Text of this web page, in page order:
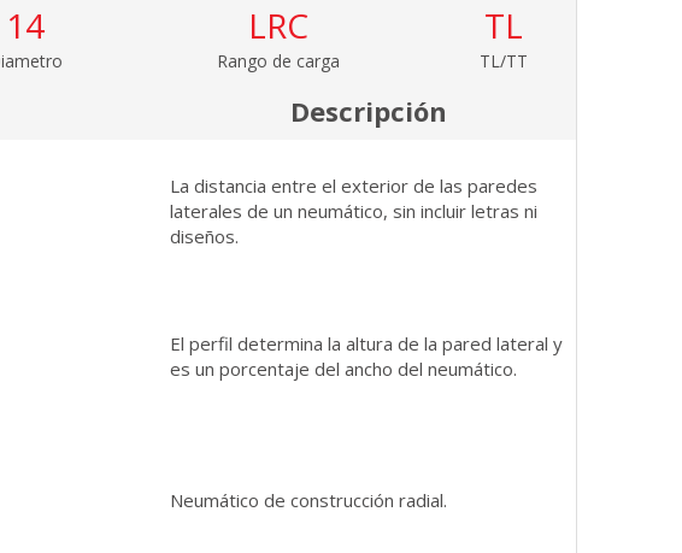
14 LRC
Rango de carga
TL
TL/TT
Descripción
La distancia entre el exterior de las paredes
laterales de un neumático, sin incluir letras ni
diseños.
El perfil determina la altura de la pared lateral y
es un porcentaje del ancho del neumático.
Neumático de construcción radial.